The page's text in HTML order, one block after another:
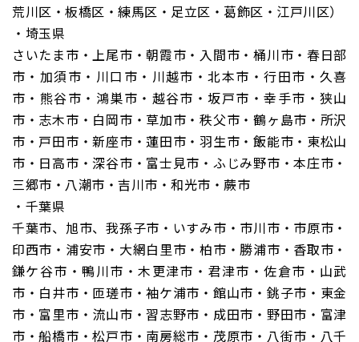
荒川区・板橋区・練馬区・足立区・葛飾区・江戸川区）
・埼玉県
さいたま市・上尾市・朝霞市・入間市・桶川市・春日部
市・加須市・川口市・川越市・北本市・行田市・久喜
市・熊谷市・鴻巣市・越谷市・坂戸市・幸手市・狭山
市・志木市・白岡市・草加市・秩父市・鶴ヶ島市・所沢
市・戸田市・新座市・蓮田市・羽生市・飯能市・東松山
市・日高市・深谷市・富士見市・ふじみ野市・本庄市・
三郷市・八潮市・吉川市・和光市・蕨市
・千葉県
千葉市、旭市、我孫子市・いすみ市・市川市・市原市・
印西市・浦安市・大網白里市・柏市・勝浦市・香取市・
鎌ケ谷市・鴨川市・木更津市・君津市・佐倉市・山武
市・白井市・匝瑳市・袖ケ浦市・館山市・銚子市・東金
市・富里市・流山市・習志野市・成田市・野田市・富津
市・船橋市・松戸市・南房総市・茂原市・八街市・八千